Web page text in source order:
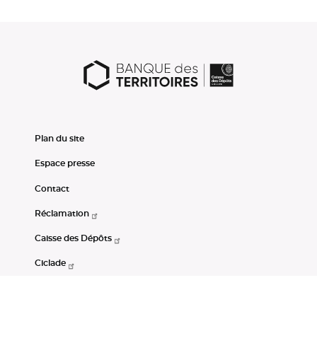
Plan du site
Espace presse
Contact
Réclamation
Caisse des Dépôts
Ciclade